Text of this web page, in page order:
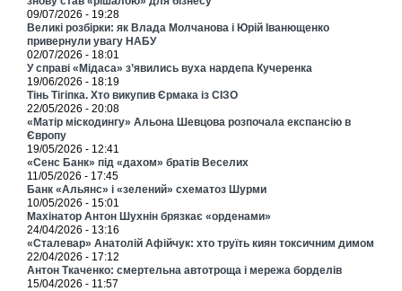
09/07/2026 - 19:28
Великі розбірки: як Влада Молчанова і Юрій Іванющенко
привернули увагу НАБУ
02/07/2026 - 18:01
У справі «Мідаса» з’явились вуха нардепа Кучеренка
19/06/2026 - 18:19
Тінь Тігіпка. Хто викупив Єрмака із СІЗО
22/05/2026 - 20:08
«Матір міскодингу» Альона Шевцова розпочала експансію в
Європу
19/05/2026 - 12:41
«Сенс Банк» під «дахом» братів Веселих
11/05/2026 - 17:45
Банк «Альянс» і «зелений» схематоз Шурми
10/05/2026 - 15:01
Махінатор Антон Шухнін брязкає «орденами»
24/04/2026 - 13:16
«Сталевар» Анатолій Афійчук: хто труїть киян токсичним димом
22/04/2026 - 17:12
Антон Ткаченко: смертельна автотроща і мережа борделів
15/04/2026 - 11:57